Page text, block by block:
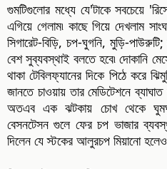
গুমটিগুলোর মধ্যে যে'টাকে সবচেয়ে
এগিয়ে গেলাম৷ কাছে গিয়ে দেখলাম
সিগারেট-বিড়ি, চপ-ঘুগনি, মুড়ি-
বেশ সুব্যবস্থাই বলতে হবে৷ দোকানি
থাকা টেবিলফ্যানের দিকে পিঠে করে
জানতে চাওয়ায় তার মেডিটেশনে
অতএব এক ঝটকায় চোখ থেকে
বেসনটেসন গুলে ফের চপ ভাজার
দিলেন যে স্টকের আলুরচপ মিয়ানো